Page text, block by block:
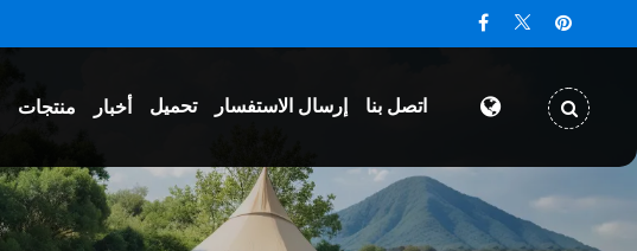
منتجات أخبار تحميل إرسال الاستفسار اتصل بنا